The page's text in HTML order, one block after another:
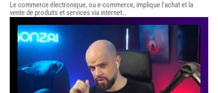
Le commerce électronique, ou e-commerce, implique l'achat et la
vente de produits et services via internet…